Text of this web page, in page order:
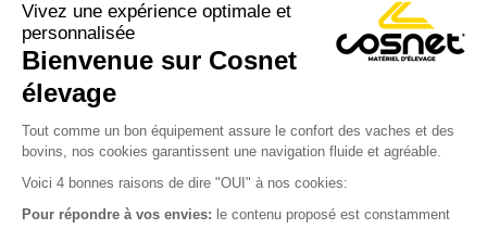
Vivez une expérience optimale et
personnalisée
Bienvenue sur Cosnet
élevage
Tout comme un bon équipement assure le confort des vaches et des
bovins, nos cookies garantissent une navigation fluide et agréable.
Voici 4 bonnes raisons de dire "OUI" à nos cookies:
Pour répondre à vos envies: le contenu proposé est constamment